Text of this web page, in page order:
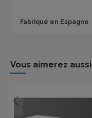
Fabriqué en Espagne
Vous aimerez aussi